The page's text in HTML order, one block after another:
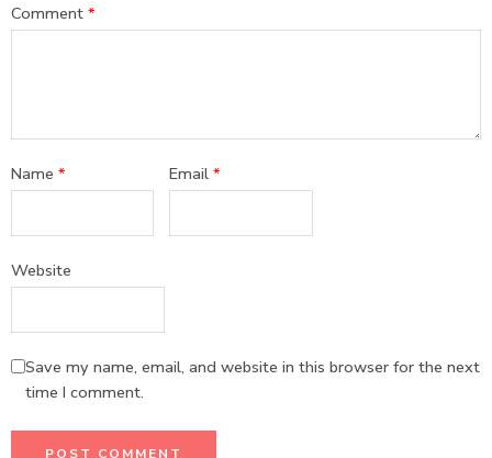
Comment *
Name * Email*
Website
Save my name, email, and website in this browser for the next
time I comment.